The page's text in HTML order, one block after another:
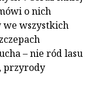
o nich
we wszystkich
– nie ród lasu
przyrody